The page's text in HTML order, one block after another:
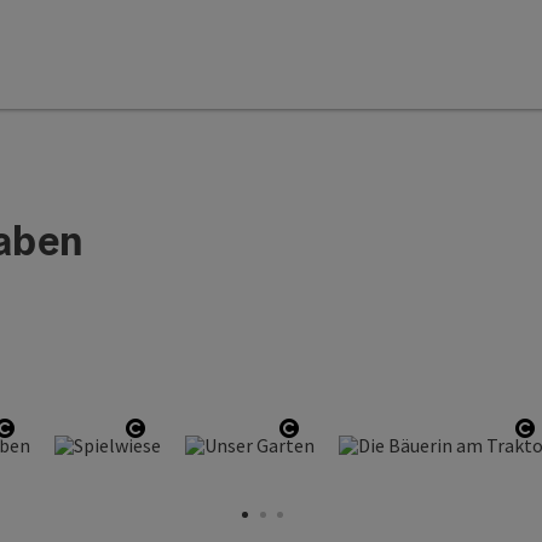
Open copyrightOpen copyrightOpen copyright